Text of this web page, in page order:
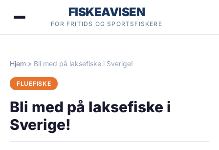
FISKEAVISEN
FOR FRITIDS OG SPORTSFISKERE
Hjem » Bli med på laksefiske i Sverige!
FLUEFISKE
Bli med på laksefiske i
Sverige!